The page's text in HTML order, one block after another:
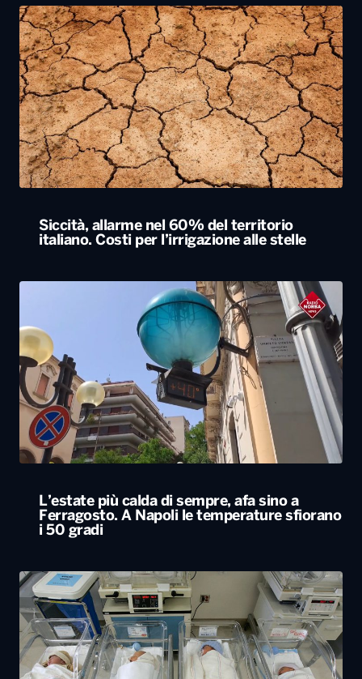
Siccità, allarme nel 60% del territorio
italiano. Costi per l’irrigazione alle stelle
L’estate più calda di sempre, afa sino a
Ferragosto. A Napoli le temperature sfiorano
i 50 gradi